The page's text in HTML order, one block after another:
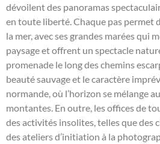
dévoilent des panoramas
en toute liberté. Chaque pas permet
la mer, avec ses grandes marées qui
paysage et offrent un spectacle
promenade le long des chemins
beauté sauvage et le caractère
normande, où l’horizon se mélange
montantes. En outre, les offices de
des activités insolites, telles que des
des ateliers d’initiation à la